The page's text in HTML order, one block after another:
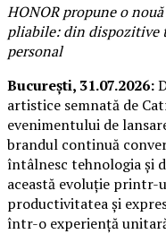
HONOR propune o
pliabile: din dispozitive
personal
București, 31.07.2026:
artistice semnată de
evenimentului de
brandul continuă
întâlnesc tehnologia și
această evoluție printr-
productivitatea și
într-o experiență